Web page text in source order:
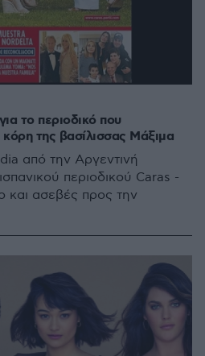
το περιοδικό που
της βασίλισσας Μάξιμα
από την Αργεντινή
περιοδικού Caras -
και ασεβές προς την